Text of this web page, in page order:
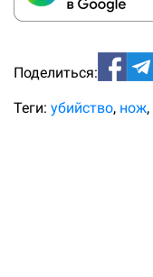
Поделиться:
Теги: убийство нож